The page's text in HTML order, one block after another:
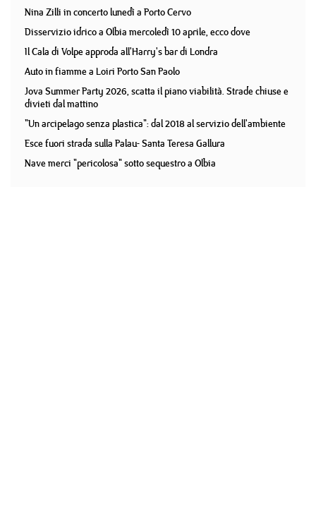
Nina Zilli in concerto lunedì a Porto Cervo
Disservizio idrico a Olbia mercoledì 10 aprile, ecco dove
Il Cala di Volpe approda all'Harry's bar di Londra
Auto in fiamme a Loiri Porto San Paolo
Jova Summer Party 2026, scatta il piano viabilità. Strade chiuse e
divieti dal mattino
"Un arcipelago senza plastica": dal 2018 al servizio dell'ambiente
Esce fuori strada sulla Palau- Santa Teresa Gallura
Nave merci "pericolosa" sotto sequestro a Olbia